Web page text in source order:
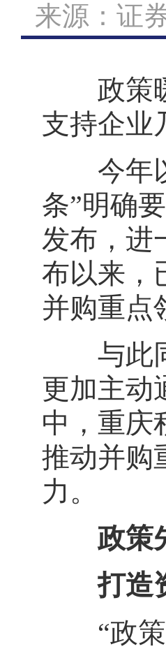
来源：证
政策暖
支持企业
今年以
条”明确
发布，进
布以来，
并购重点
与此同
更加主动
中，重庆
推动并购
力。
政策
打造资
“政策